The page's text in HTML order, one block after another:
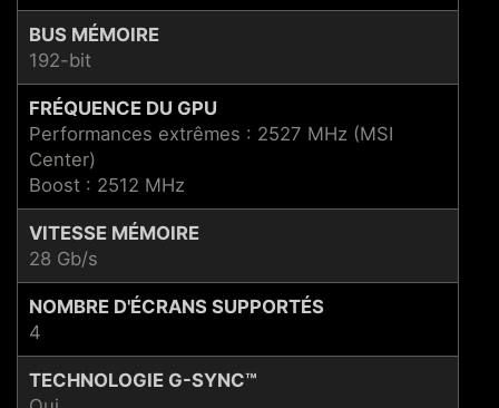
BUS MÉMOIRE
192-bit
FRÉQUENCE DU GPU
Performances extrêmes : 2527 MHz (MSI
Center)
Boost : 2512 MHz
VITESSE MÉMOIRE
28 Gb/s
NOMBRE D'ÉCRANS SUPPORTÉS
4
TECHNOLOGIE G-SYNC™